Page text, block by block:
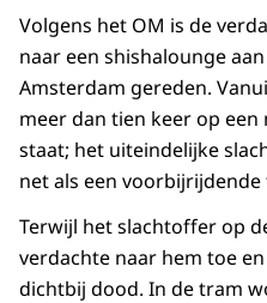
Volgens het OM is de
naar een shishalounge
Amsterdam gereden.
meer dan tien keer op
staat; het uiteindelijke
net als een voorbijrijdende
Terwijl het slachtoffer op
verdachte naar hem toe
dichtbij dood. In de tram